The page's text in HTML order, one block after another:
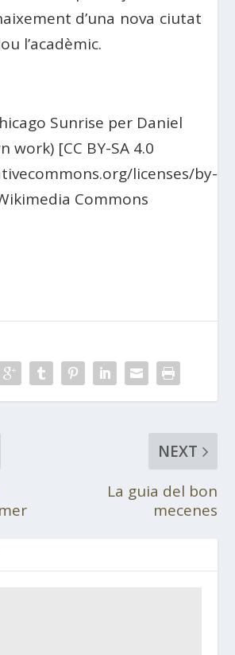
d’una nova ciutat
l’acadèmic.
Sunrise per Daniel
work) [CC BY-SA 4.0
licenses/by-
Commons
NEXT
La guia del bon
mecenes